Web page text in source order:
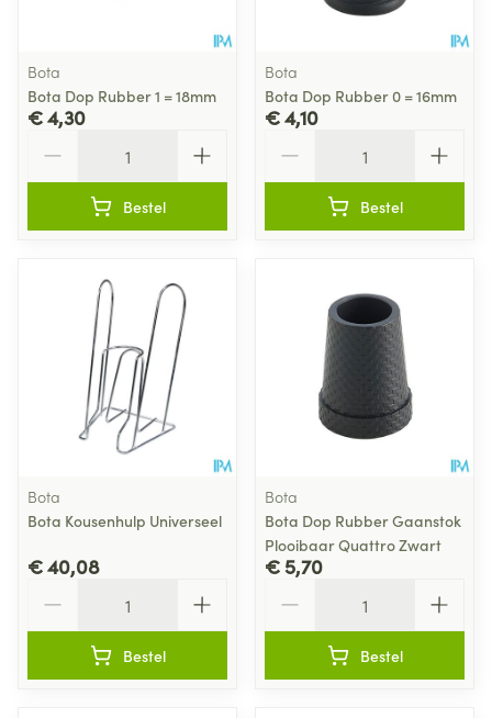
Bota
Bota Dop Rubber 1 = 18mm
€ 4,30
Bestel
Bota
Bota Dop Rubber 0 = 16mm
€ 4,10
Bestel
Bota
Bota Kousenhulp Universeel
€ 40,08
Bestel
Bota
Bota Dop Rubber Gaanstok
Plooibaar Quattro Zwart
€ 5,70
Bestel